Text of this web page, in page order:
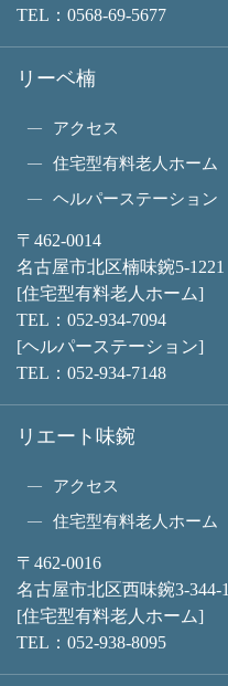
TEL： 0568-69-5677
リーベ楠
アクセス
住宅型有料老人ホーム
ヘルパーステーション
〒462-0014
名古屋市北区楠味鋺5-1221
[住宅型有料老人ホーム]
TEL： 052-934-7094
[ヘルパーステーション]
TEL： 052-934-7148
リエート味鋺
アクセス
住宅型有料老人ホーム
〒462-0016
名古屋市北区西味鋺3-344-1
[住宅型有料老人ホーム]
TEL： 052-938-8095